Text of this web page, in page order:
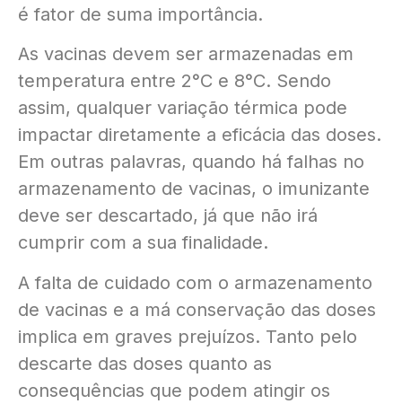
é fator de suma importância.
As vacinas devem ser armazenadas em
temperatura entre 2°C e 8°C. Sendo
assim, qualquer variação térmica pode
impactar diretamente a eficácia das doses.
Em outras palavras, quando há falhas no
armazenamento de vacinas, o imunizante
deve ser descartado, já que não irá
cumprir com a sua finalidade.
A falta de cuidado com o armazenamento
de vacinas e a má conservação das doses
implica em graves prejuízos. Tanto pelo
descarte das doses quanto as
consequências que podem atingir os